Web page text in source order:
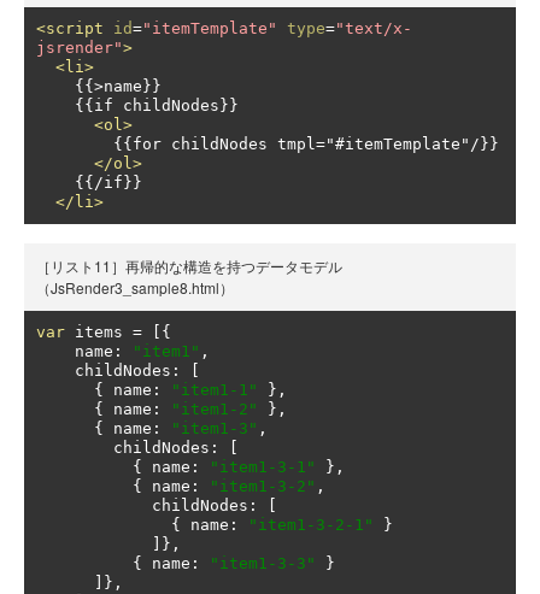
<script id="itemTemplate" type="text/x-
jsrender">
<li>
<ol>
</ol>
</li>
［リスト11］再帰的な構造を持つデータモデル
（JsRender3_sample8.html）
var items =
[{
    name
: "item1" ,
    childNodes
:
{
name : "item1-1"
},
{
name : "item1-2"
},
{
name : "item1-3" ,
        childNodes
:
{
name : "item1-3-1"
},
{
name : "item1-3-2" ,
            childNodes
:
{
name : "item1-3-2-1"
}
]},
{
name : "item1-3-3"
}
]},